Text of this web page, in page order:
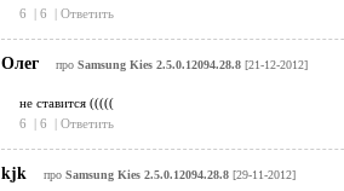
6
| 6 | Ответить
Олег про Samsung Kies 2.5.0.12094.28.8[21-12-2012]
не ставится (((((
6
| 6 | Ответить
kjk про Samsung Kies 2.5.0.12094.28.8[29-11-2012]